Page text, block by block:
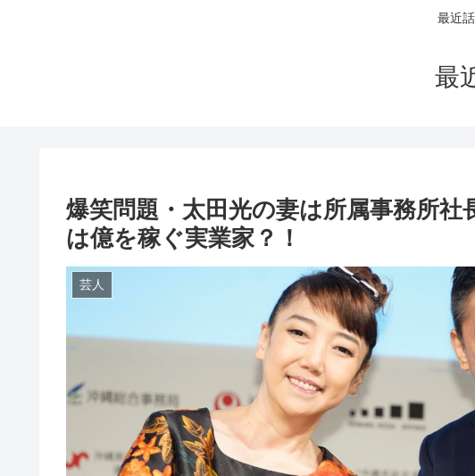
最近
最
爆笑問題・太田光の妻は所属事務所社
は億を稼ぐ実業家？！
芸人